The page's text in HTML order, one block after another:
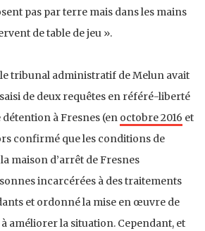
pas par terre mais dans les mains
de table de jeu ».
le tribunal administratif de Melun avait
de deux requêtes en référé-liberté
à Fresnes (en octobre 2016 et
confirmé que les conditions de
maison d’arrêt de Fresnes
incarcérées à des traitements
et ordonné la mise en œuvre de
améliorer la situation. Cependant, et